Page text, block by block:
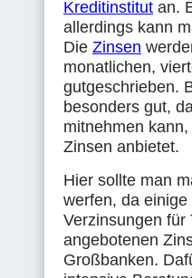
Kreditinstitut an.
allerdings kann
Die Zinsen
monatlichen,
gutgeschrieben.
besonders gut,
mitnehmen
Zinsen anbietet.
Hier sollte man
werfen, da einige
Verzinsungen für
angebotenen
Großbanken.